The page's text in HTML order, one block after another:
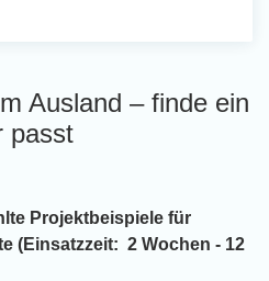
Ausland – finde ein
passt
Projektbeispiele für
(Einsatzzeit: 2 Wochen - 12